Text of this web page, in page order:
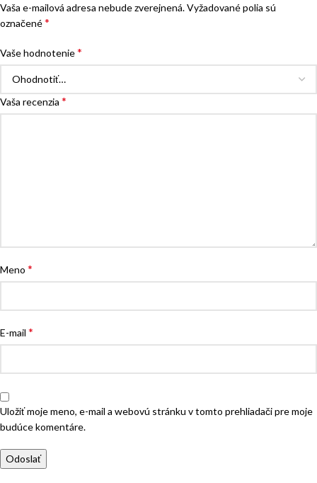
Vaša e-mailová adresa nebude zverejnená.Vyžadované polia sú
označené*
Vaše hodnotenie*
Vaša recenzia *
Meno *
E-mail *
Uložiť moje meno, e-mail a webovú stránku v tomto prehliadači pre moje
budúce komentáre.